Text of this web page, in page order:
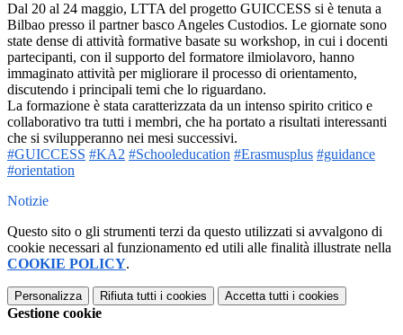
Dal 20 al 24 maggio, LTTA del progetto GUICCESS si è tenuta a
Bilbao presso il partner basco Angeles Custodios. Le giornate sono
state dense di attività formative basate su workshop, in cui i docenti
partecipanti, con il supporto del formatore ilmiolavoro, hanno
immaginato attività per migliorare il processo di orientamento,
discutendo i principali temi che lo riguardano.
La formazione è stata caratterizzata da un intenso spirito critico e
collaborativo tra tutti i membri, che ha portato a risultati interessanti
che si svilupperanno nei mesi successivi.
#GUICCESS #KA2 #Schooleducation #Erasmusplus #guidance
#orientation
Notizie
Questo sito o gli strumenti terzi da questo utilizzati si avvalgono di
cookie necessari al funzionamento ed utili alle finalità illustrate nella
COOKIE POLICY.
Personalizza Rifiuta tutti i cookies Accetta tutti i cookies
Gestione cookie